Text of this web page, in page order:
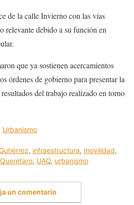
de la calle Invierno con las vías
relevante debido a su función en
que ya sostienen acercamientos
órdenes de gobierno para presentar la
del trabajo realizado en torno
Urbanismo
, infraestructura, movilidad,
, UAQ, urbanismo
un comentario